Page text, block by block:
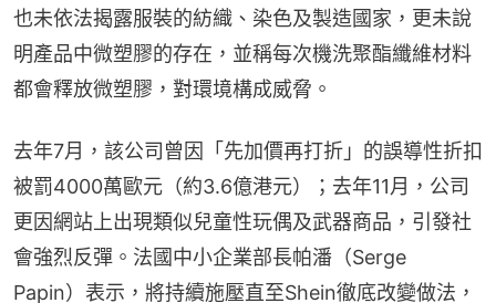
也未依法揭露服裝的紡織、染色及製造國家，更未說
明產品中微塑膠的存在，並稱每次機洗聚酯纖維材料
都會釋放微塑膠，對環境構成威脅。
去年7月，該公司曾因「先加價再打折」的誤導性折扣
被罰4000萬歐元（約3.6億港元）；去年11月，公司
更因網站上出現類似兒童性玩偶及武器商品，引發社
會強烈反彈。法國中小企業部長帕潘（Serge
Papin）表示，將持續施壓直至Shein徹底改變做法，